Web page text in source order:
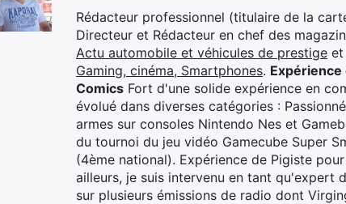
Rédacteur professionnel (titulaire de la
Directeur et Rédacteur en chef des
Actu automobile et véhicules de prestige et
Gaming, cinéma, Smartphones.
Comics Fort d'une solide expérience en
évolué dans diverses catégories :
armes sur consoles Nintendo Nes et
du tournoi du jeu vidéo Gamecube Super
(4ème national). Expérience de Pigiste
ailleurs, je suis intervenu en tant qu'expert
sur plusieurs émissions de radio dont